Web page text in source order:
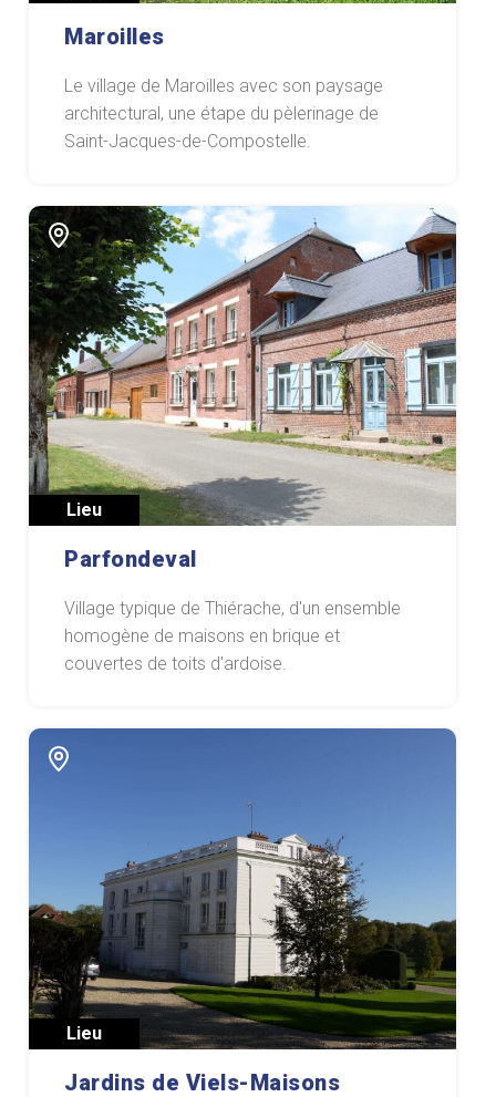
Maroilles
Le village de Maroilles avec son paysage
architectural, une étape du pèlerinage de
Saint-Jacques-de-Compostelle.
Lieu
Parfondeval
Village typique de Thiérache, d'un ensemble
homogène de maisons en brique et
couvertes de toits d'ardoise.
Lieu
Jardins de Viels-Maisons